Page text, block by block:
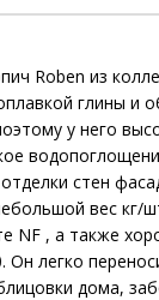
Roben из
глины и
у него
стен
вес кг/
NF , а также
Он легко
дома,